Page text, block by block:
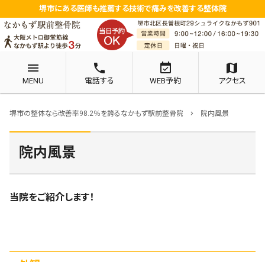
堺市にある医師も推薦する技術で痛みを改善する整体院
menu
MENU
phone
電話する
event_available
WEB予約
map
アクセス
堺市の整体なら改善率98.2％を誇るなかもず駅前整骨院 chevron_right 院内風景
院内風景
当院をご紹介します！